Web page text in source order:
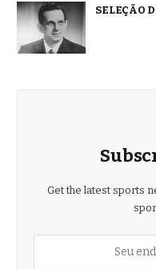
SELEÇÃO
Get the latest sports